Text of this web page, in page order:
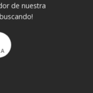
de nuestra